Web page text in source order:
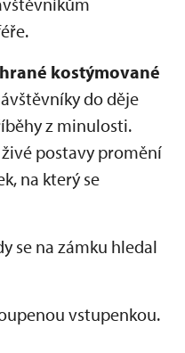
hrané kostýmované
do děje
z minulosti.
postavy promění
na který se
se na zámku hledal
vstupenkou.